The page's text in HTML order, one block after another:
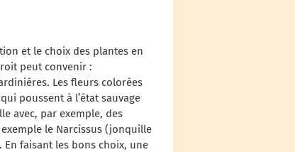
et le choix des plantes en
peut convenir :
Les fleurs colorées
poussent à l’état sauvage
avec, par exemple, des
le Narcissus (jonquille
faisant les bons choix, une